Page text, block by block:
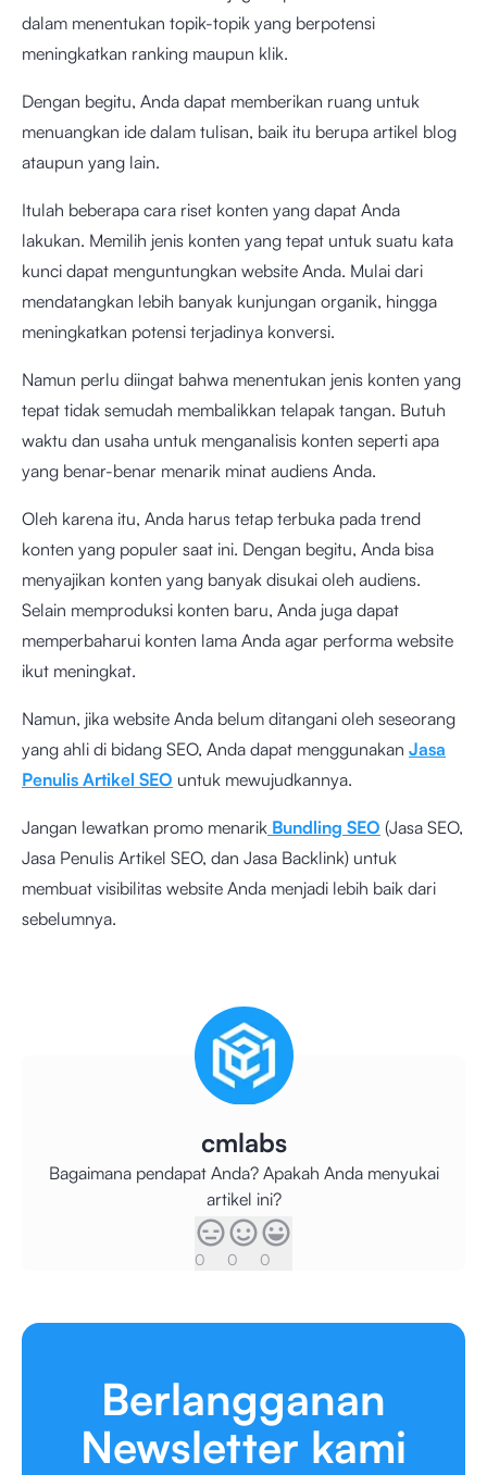
dalam menentukan topik-topik yang berpotensi
meningkatkan ranking maupun klik.
Dengan begitu, Anda dapat memberikan ruang untuk
menuangkan ide dalam tulisan, baik itu berupa artikel blog
ataupun yang lain.
Itulah beberapa cara riset konten yang dapat Anda
lakukan. Memilih jenis konten yang tepat untuk suatu kata
kunci dapat menguntungkan website Anda. Mulai dari
mendatangkan lebih banyak kunjungan organik, hingga
meningkatkan potensi terjadinya konversi.
Namun perlu diingat bahwa menentukan jenis konten yang
tepat tidak semudah membalikkan telapak tangan. Butuh
waktu dan usaha untuk menganalisis konten seperti apa
yang benar-benar menarik minat audiens Anda.
Oleh karena itu, Anda harus tetap terbuka pada trend
konten yang populer saat ini. Dengan begitu, Anda bisa
menyajikan konten yang banyak disukai oleh audiens.
Selain memproduksi konten baru, Anda juga dapat
memperbaharui konten lama Anda agar performa website
ikut meningkat.
Namun, jika website Anda belum ditangani oleh seseorang
yang ahli di bidang SEO, Anda dapat menggunakan Jasa
Penulis Artikel SEO untuk mewujudkannya.
Jangan lewatkan promo menarik Bundling SEO (Jasa SEO,
Jasa Penulis Artikel SEO, dan Jasa Backlink) untuk
membuat visibilitas website Anda menjadi lebih baik dari
sebelumnya.
cmlabs
Bagaimana pendapat Anda? Apakah Anda menyukai
artikel ini?
0 0 0
Berlangganan
Newsletter kami